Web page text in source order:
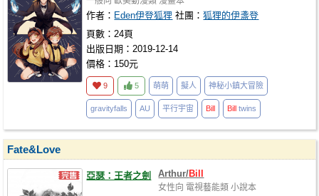
作者： Eden伊登狐狸 社團：狐狸的伊盞登
頁數：24頁
出版日期：2019-12-14
價格：150元
9 5 萌萌 擬人 神秘小鎮大冒險
gravityfalls AU 平行宇宙 Bill Bill twins
Fate&Love
亞瑟：王者之劍 Arthur/Bill
女性向 電視藝能類 小說本